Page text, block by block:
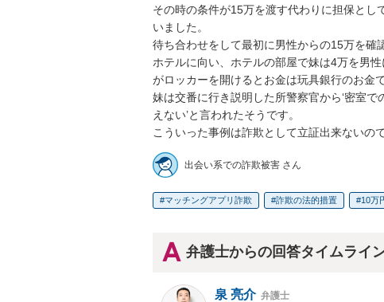
その時の条件が15万を渡す代わりに担保と
いました。
待ち合わせをして最初に男性からの15万を
ホテルに向い、ホテルの部屋で妹は4万を男
がロッカーを開けるとお金は玩具銀行のお金で
妹は交番に行き説明した所警察官から‘密室
えない’と言われたそうです。
こういった事例は詐欺として立証出来ないの
出会い系での詐欺被害 さん
マッチングアプリ詐欺 詐欺の法的措置 10万
弁護士からの回答タイムライ
泉 亮介 弁護士